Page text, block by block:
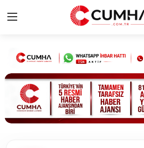
Kurumsal
Cumhurbaşkanlığı
Bakanlıklar